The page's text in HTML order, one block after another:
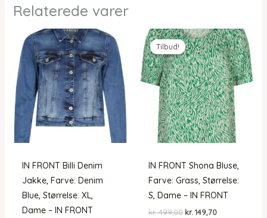
Relaterede varer
IN FRONT Billi Denim
Jakke, Farve: Denim
Blue, Størrelse: XL,
Dame – IN FRONT
Tilbud!
Tilbud!
IN FRONT Shona Bluse,
Farve: Grass, Størrelse:
S, Dame – IN FRONT
kr.499,00 Den
kr.149,70Den